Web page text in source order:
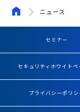
ニュース
セミナー
セキュリティホワイトペ
プライバシーポリシ